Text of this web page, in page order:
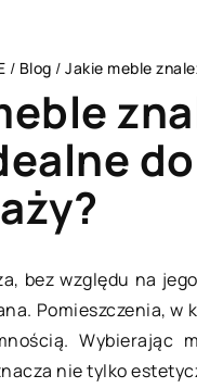
/ Blog / Jakie meble
bez względu na
Pomieszczenia,
Wybierając
nie tylko